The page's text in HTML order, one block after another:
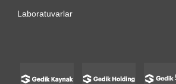
Laboratuvarlar